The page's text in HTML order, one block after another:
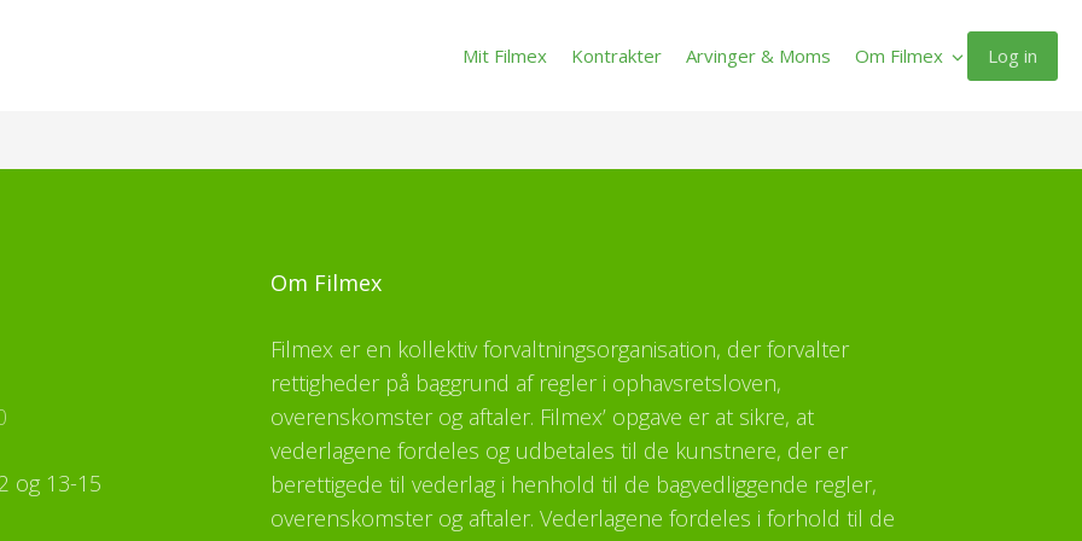
Mit Filmex Kontrakter Arvinger & Moms Om Filmex Log in
og 13-15
Om Filmex
Filmex er en kollektiv forvaltningsorganisation, der forvalter
rettigheder på baggrund af regler i ophavsretsloven,
overenskomster og aftaler. Filmex’ opgave er at sikre, at
vederlagene fordeles og udbetales til de kunstnere, der er
berettigede til vederlag i henhold til de bagvedliggende regler,
overenskomster og aftaler. Vederlagene fordeles i forhold til de